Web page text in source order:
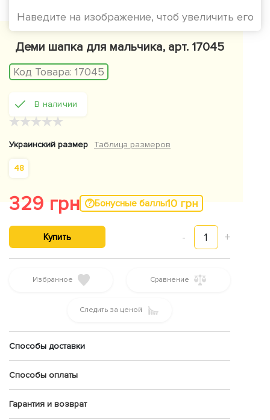
Наведите на изображение, чтоб увеличить его
Деми шапка для мальчика, арт. 17045
Код Товара: 17045
В наличии
★★★★★
Украинский размер Таблица размеров
48
329 грн Бонусные баллы10 грн
- 1 +
Купить
Избранное Сравнение
Следить за ценой
Способы доставки
Способы оплаты
Гарантия и возврат